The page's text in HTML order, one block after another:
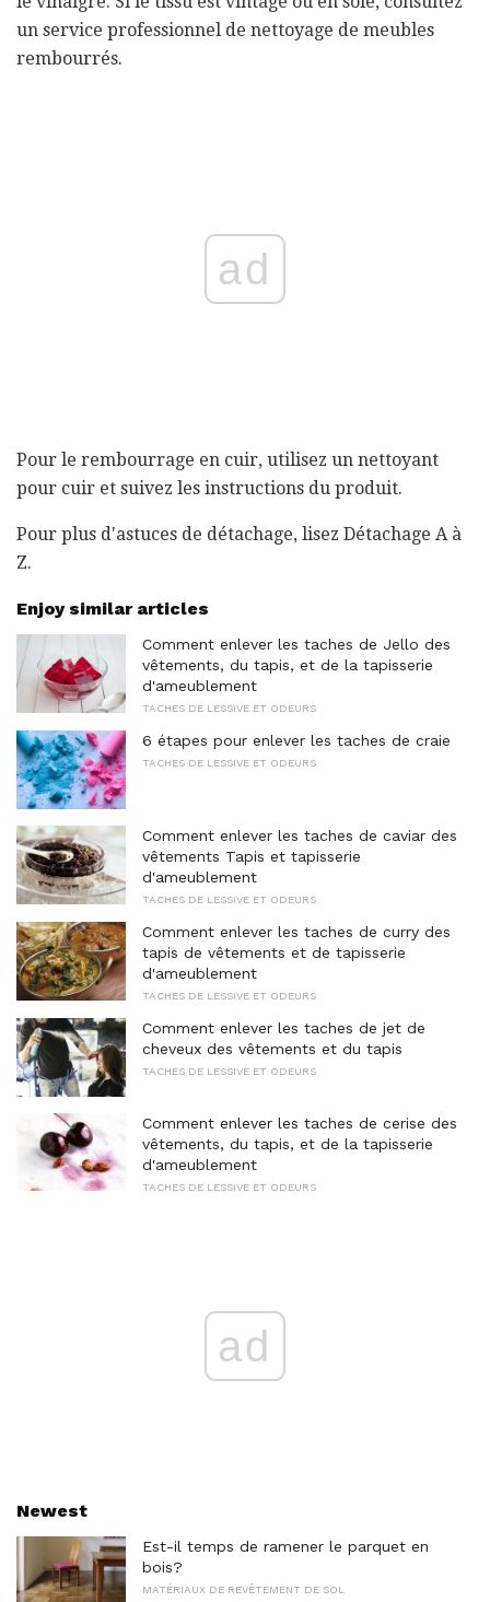
un service professionnel de nettoyage de meubles
rembourrés.
ad
Pour le rembourrage en cuir, utilisez un nettoyant
pour cuir et suivez les instructions du produit.
Pour plus d'astuces de détachage, lisez Détachage A à
Z.
Enjoy similar articles
Comment enlever les taches de Jello des
vêtements, du tapis, et de la tapisserie
d'ameublement
TACHES DE LESSIVE ET ODEURS
6 étapes pour enlever les taches de craie
TACHES DE LESSIVE ET ODEURS
Comment enlever les taches de caviar des
vêtements Tapis et tapisserie
d'ameublement
TACHES DE LESSIVE ET ODEURS
Comment enlever les taches de curry des
tapis de vêtements et de tapisserie
d'ameublement
TACHES DE LESSIVE ET ODEURS
Comment enlever les taches de jet de
cheveux des vêtements et du tapis
TACHES DE LESSIVE ET ODEURS
Comment enlever les taches de cerise des
vêtements, du tapis, et de la tapisserie
d'ameublement
TACHES DE LESSIVE ET ODEURS
ad
Newest
Est-il temps de ramener le parquet en
bois?
MATÉRIAUX DE REVÊTEMENT DE SOL